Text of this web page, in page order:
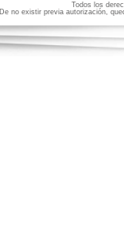
Todos los
no existir previa autorización,